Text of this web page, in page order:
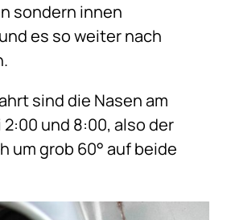
sondern innen
es so weiter nach
sind die Nasen am
2:00 und 8:00, also der
um grob 60° auf beide